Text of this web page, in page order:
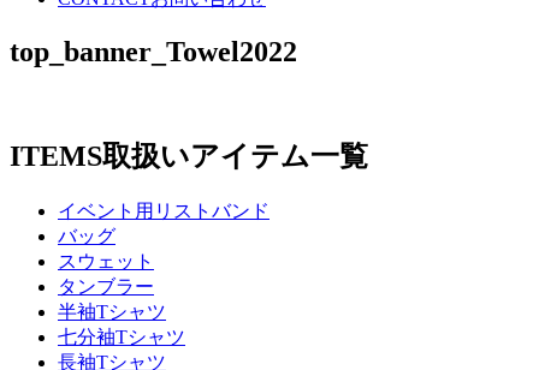
top_banner_Towel2022
ITEMS取扱いアイテム一覧
イベント用リストバンド
バッグ
スウェット
タンブラー
半袖Tシャツ
七分袖Tシャツ
長袖Tシャツ